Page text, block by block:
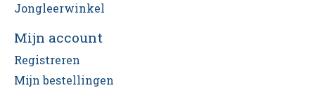
Jongleerwinkel
Mijn account
Registreren
Mijn bestellingen